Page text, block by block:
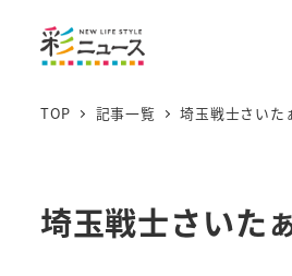
TOP 記事一覧 埼玉戦士さいた
埼玉戦士さいた